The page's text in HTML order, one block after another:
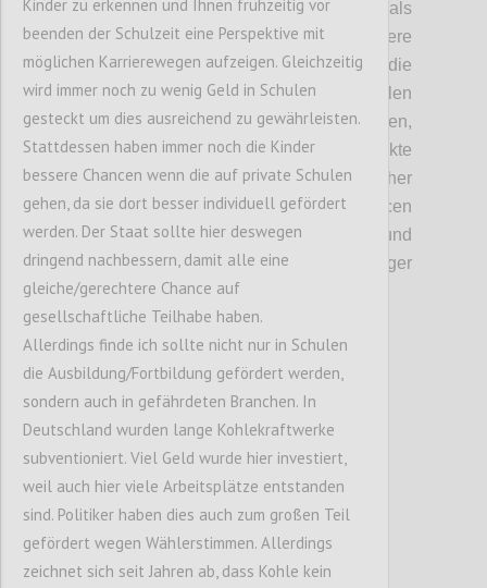
Auch die Souveränität des Staates als
Mitglied von Staatsbünden, diversere
Handelsunionen und Abkommen,schränkt die
Handlungsfähigkeit ein . Zusätzlich spielen
hier auch noch internationale Entwicklung en,
wie das Erstarken von Regimen, Konflikte
zwischen Großmächten und Ökonomischer
Imperialismus(StaatenkaufenRessourcen
und Firmen),einen großen Einfluss und
machendieZukunft noch
weniger
vorhersehbar.
Kinder zu erkennen und Ihnen frühzeitig vor
beenden der Schulzeit eine Perspektive mit
möglichen Karrierewegen aufzeigen. Gleichzeitig
wird immer noch zu wenig Geld in Schulen
gesteckt um dies ausreichend zu gewährleisten.
Stattdessen haben immer noch die Kinder
bessere Chancen wenn die auf private Schulen
gehen, da sie dort besser individuell gefördert
werden. Der Staat sollte hier deswegen
dringend nachbessern, damit alle eine
gleiche/gerechtere Chance auf
gesellschaftliche Teilhabe haben.
Allerdings finde ich sollte nicht nur in Schulen
die Ausbildung/Fortbildung gefördert werden,
sondern auch in gefährdeten Branchen. In
Deutschland wurden lange Kohlekraftwerke
subventioniert. Viel Geld wurde hier investiert,
weil auch hier viele Arbeitsplätze entstanden
sind. Politiker haben dies auch zum großen Teil
gefördert wegen Wählerstimmen. Allerdings
zeichnet sich seit Jahren ab, dass Kohle kein